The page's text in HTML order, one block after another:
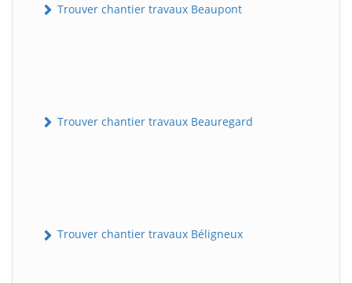
Trouver chantier travaux Beaupont
Trouver chantier travaux Beauregard
Trouver chantier travaux Béligneux